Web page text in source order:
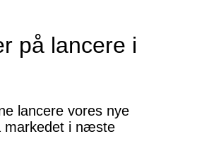
på lancere i
lancere vores nye
markedet i næste